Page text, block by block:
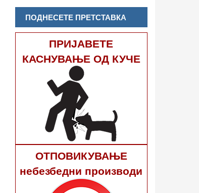
ПОДНЕСЕТЕ ПРЕТСТАВКА
ПРИЈАВЕТЕ
КАСНУВАЊЕ ОД КУЧЕ
ОТПОВИКУВАЊЕ
небезбедни производи